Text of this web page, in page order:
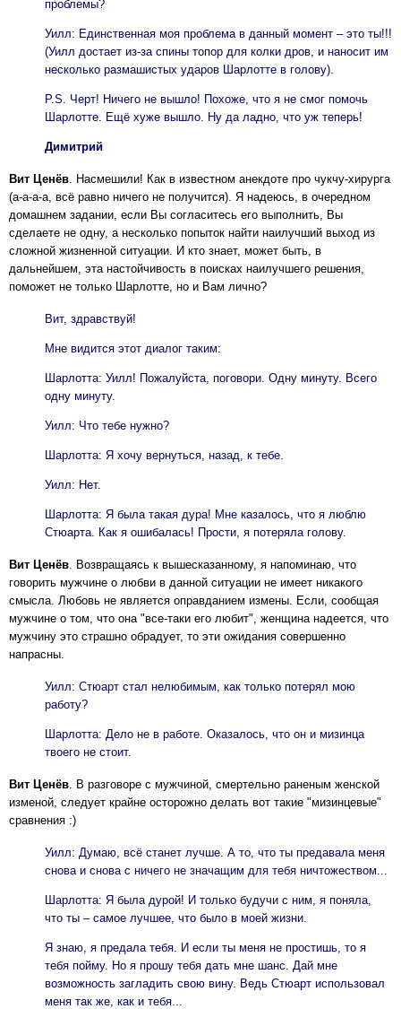
проблемы?
Уилл: Единственная моя проблема в данный момент – это ты!!!
(Уилл достает из-за спины топор для колки дров, и наносит им
несколько размашистых ударов Шарлотте в голову).
P.S. Черт! Ничего не вышло! Похоже, что я не смог помочь
Шарлотте. Ещё хуже вышло. Ну да ладно, что уж теперь!
Димитрий
Вит Ценёв . Насмешили! Как в известном анекдоте про чукчу-хирурга
(а-а-а-а, всё равно ничего не получится). Я надеюсь, в очередном
домашнем задании, если Вы согласитесь его выполнить, Вы
сделаете не одну, а несколько попыток найти наилучший выход из
сложной жизненной ситуации. И кто знает, может быть, в
дальнейшем, эта настойчивость в поисках наилучшего решения,
поможет не только Шарлотте, но и Вам лично?
Вит, здравствуй!
Мне видится этот диалог таким:
Шарлотта: Уилл! Пожалуйста, поговори. Одну минуту. Всего
одну минуту.
Уилл: Что тебе нужно?
Шарлотта: Я хочу вернуться, назад, к тебе.
Уилл: Нет.
Шарлотта: Я была такая дура! Мне казалось, что я люблю
Стюарта. Как я ошибалась! Прости, я потеряла голову.
Вит Ценёв . Возвращаясь к вышесказанному, я напоминаю, что
говорить мужчине о любви в данной ситуации не имеет никакого
смысла. Любовь не является оправданием измены. Если, сообщая
мужчине о том, что она "все-таки его любит", женщина надеется, что
мужчину это страшно обрадует, то эти ожидания совершенно
напрасны.
Уилл: Стюарт стал нелюбимым, как только потерял мою
работу?
Шарлотта: Дело не в работе. Оказалось, что он и мизинца
твоего не стоит.
Вит Ценёв . В разговоре с мужчиной, смертельно раненым женской
изменой, следует крайне осторожно делать вот такие "мизинцевые"
сравнения :)
Уилл: Думаю, всё станет лучше. А то, что ты предавала меня
снова и снова с ничего не значащим для тебя ничтожеством...
Шарлотта: Я была дурой! И только будучи с ним, я поняла,
что ты – самое лучшее, что было в моей жизни.
Я знаю, я предала тебя. И если ты меня не простишь, то я
тебя пойму. Но я прошу тебя дать мне шанс. Дай мне
возможность загладить свою вину. Ведь Стюарт использовал
меня так же, как и тебя...